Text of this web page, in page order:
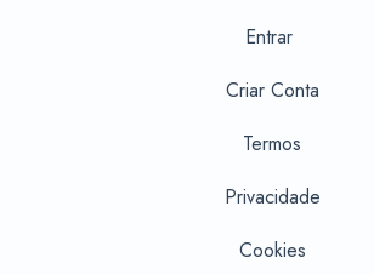
Entrar
Criar Conta
Termos
Privacidade
Cookies